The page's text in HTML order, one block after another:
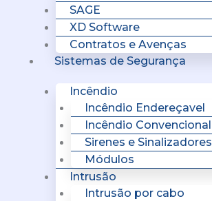
SAGE
XD Software
Contratos e Avenças
Sistemas de Segurança
Incêndio
Incêndio Endereçavel
Incêndio Convencional
Sirenes e Sinalizadores
Módulos
Intrusão
Intrusão por cabo